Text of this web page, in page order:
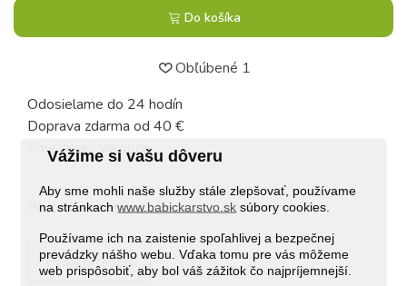
Vážime si vašu dôveru
Aby sme mohli naše služby stále zlepšovať, používame
na stránkachwww.babickarstvo.sk súbory cookies.
Používame ich na zaistenie spoľahlivej a bezpečnej
prevádzky nášho webu. Vďaka tomu pre vás môžeme
web prispôsobiť, aby bol váš zážitok čo najpríjemnejší.
Do košíka
Obľúbené 1
Odosielame do 24 hodín
Doprava zdarma od 40 €
Sme český výrobca
Posledné recenzie
Pridať recenziu